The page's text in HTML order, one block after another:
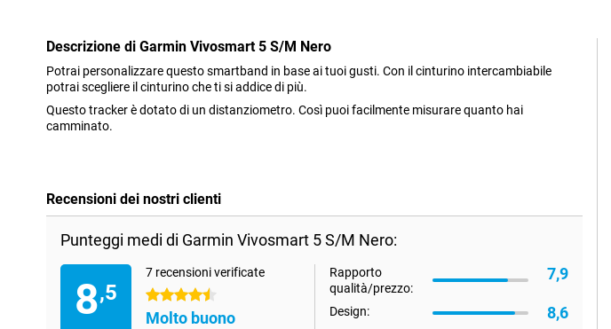
Descrizione di Garmin Vivosmart 5 S/M Nero
Potrai personalizzare questo smartband in base ai tuoi gusti. Con il cinturino intercambiabile
potrai scegliere il cinturino che ti si addice di più.
Questo tracker è dotato di un distanziometro. Così puoi facilmente misurare quanto hai
camminato.
Recensioni dei nostri clienti
Punteggi medi di Garmin Vivosmart 5 S/M Nero:
8,5
7 recensioni verificate
4.5 stelle
Molto buono
Rapporto
qualità/prezzo:
7,9
Design: 8,6